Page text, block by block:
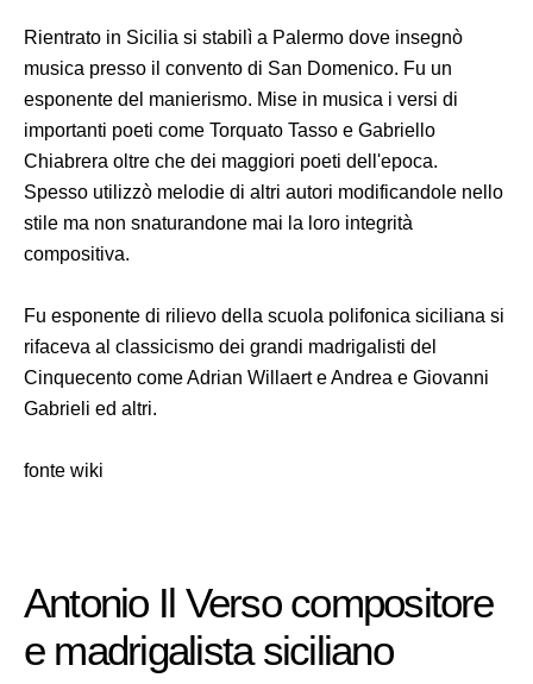
Rientrato in Sicilia si stabilì a Palermo dove insegnò
musica presso il convento di San Domenico. Fu un
esponente del manierismo. Mise in musica i versi di
importanti poeti come Torquato Tasso e Gabriello
Chiabrera oltre che dei maggiori poeti dell'epoca.
Spesso utilizzò melodie di altri autori modificandole nello
stile ma non snaturandone mai la loro integrità
compositiva.
Fu esponente di rilievo della scuola polifonica siciliana si
rifaceva al classicismo dei grandi madrigalisti del
Cinquecento come Adrian Willaert e Andrea e Giovanni
Gabrieli ed altri.
fonte wiki
Antonio Il Verso compositore
e madrigalista siciliano